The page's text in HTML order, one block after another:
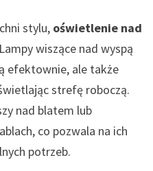
stylu, oświetlenie nad
wiszące nad wyspą
efektownie, ale także
strefę roboczą.
nad blatem lub
co pozwala na ich
potrzeb.